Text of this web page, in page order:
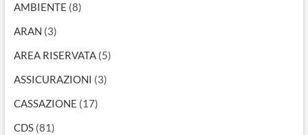
AMBIENTE (8)
ARAN (3)
AREA RISERVATA(5)
ASSICURAZIONI (3)
CASSAZIONE (17)
CDS(81)